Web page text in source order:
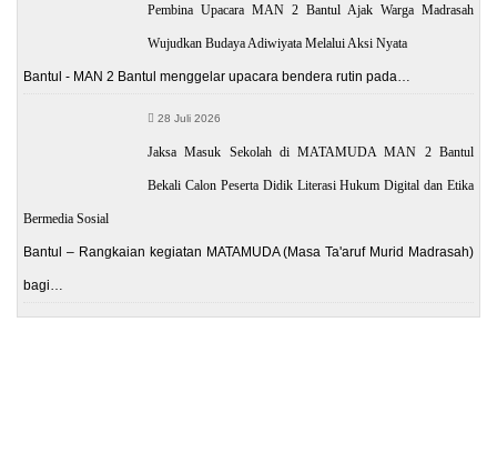
Pembina Upacara MAN 2 Bantul Ajak Warga Madrasah
Wujudkan Budaya Adiwiyata Melalui Aksi Nyata
Bantul - MAN 2 Bantul menggelar upacara bendera rutin pada…
28 Juli 2026
Jaksa Masuk Sekolah di MATAMUDA MAN 2 Bantul
Bekali Calon Peserta Didik Literasi Hukum Digital dan Etika
Bermedia Sosial
Bantul – Rangkaian kegiatan MATAMUDA (Masa Ta'aruf Murid Madrasah)
bagi…